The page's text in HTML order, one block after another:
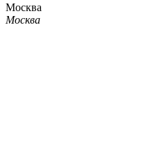
Москва
Москва